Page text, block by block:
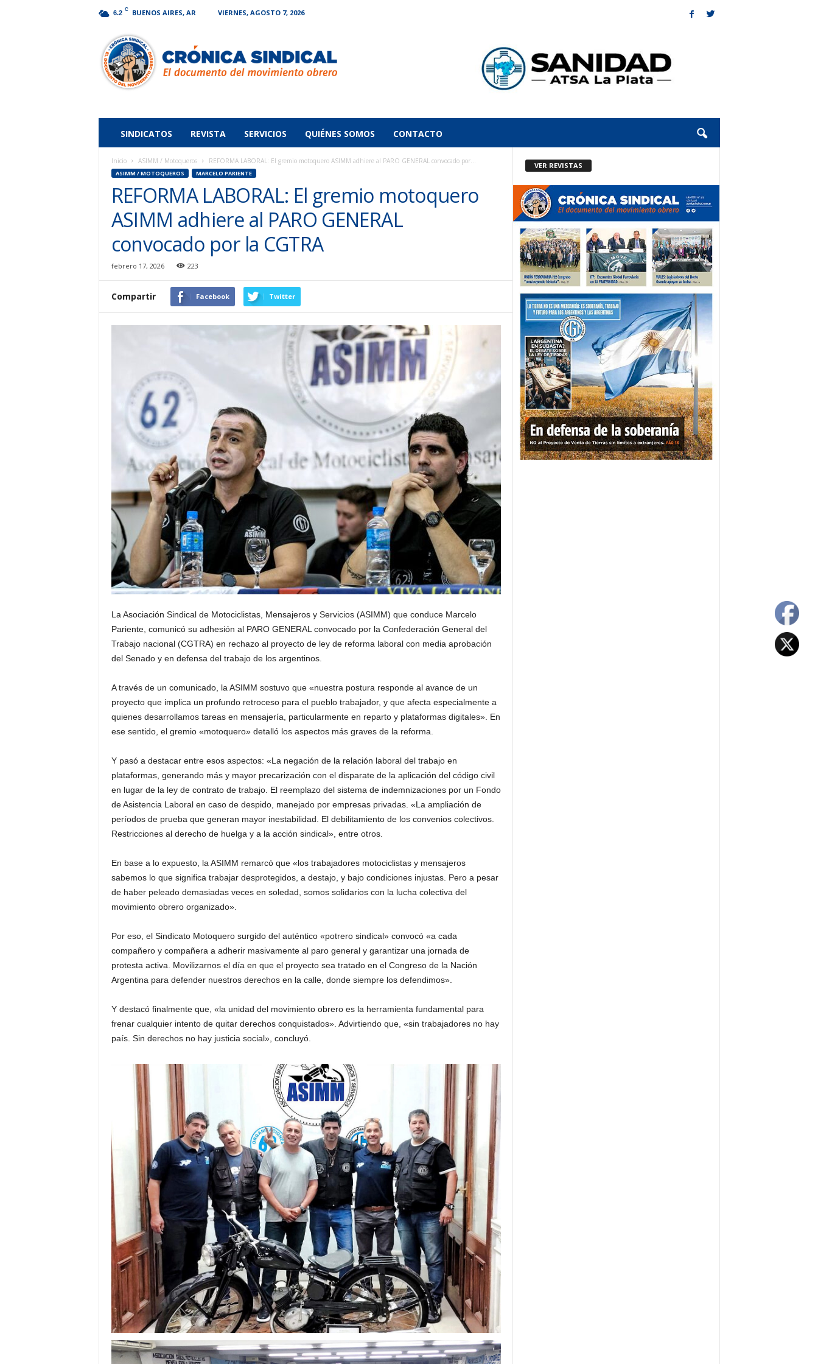
6.2 C BUENOS AIRES, AR VIERNES, AGOSTO 7, 2026
Sindical
SINDICATOS REVISTA SERVICIOS QUIÉNES SOMOS CONTACTO
Inicio ASIMM / Motoqueros REFORMA LABORAL: El gremio motoquero ASIMM adhiere al PARO GENERAL convocado por...
ASIMM / MOTOQUEROS MARCELO PARIENTE
REFORMA LABORAL: El gremio motoquero
ASIMM adhiere al PARO GENERAL
convocado por la CGTRA
febrero 17, 2026 223
Compartir Facebook Twitter
La Asociación Sindical de Motociclistas, Mensajeros y Servicios (ASIMM) que conduce Marcelo
Pariente, comunicó su adhesión al PARO GENERAL convocado por la Confederación General del
Trabajo nacional (CGTRA) en rechazo al proyecto de ley de reforma laboral con media aprobación
del Senado y en defensa del trabajo de los argentinos.
A través de un comunicado, la ASIMM sostuvo que «nuestra postura responde al avance de un
proyecto que implica un profundo retroceso para el pueblo trabajador, y que afecta especialmente a
quienes desarrollamos tareas en mensajería, particularmente en reparto y plataformas digitales». En
ese sentido, el gremio «motoquero» detalló los aspectos más graves de la reforma.
Y pasó a destacar entre esos aspectos: «La negación de la relación laboral del trabajo en
plataformas, generando más y mayor precarización con el disparate de la aplicación del código civil
en lugar de la ley de contrato de trabajo. El reemplazo del sistema de indemnizaciones por un Fondo
de Asistencia Laboral en caso de despido, manejado por empresas privadas. «La ampliación de
períodos de prueba que generan mayor inestabilidad. El debilitamiento de los convenios colectivos.
Restricciones al derecho de huelga y a la acción sindical», entre otros.
En base a lo expuesto, la ASIMM remarcó que «los trabajadores motociclistas y mensajeros
sabemos lo que significa trabajar desprotegidos, a destajo, y bajo condiciones injustas. Pero a pesar
de haber peleado demasiadas veces en soledad, somos solidarios con la lucha colectiva del
movimiento obrero organizado».
Por eso, el Sindicato Motoquero surgido del auténtico «potrero sindical» convocó «a cada
compañero y compañera a adherir masivamente al paro general y garantizar una jornada de
protesta activa. Movilizarnos el día en que el proyecto sea tratado en el Congreso de la Nación
Argentina para defender nuestros derechos en la calle, donde siempre los defendimos».
Y destacó finalmente que, «la unidad del movimiento obrero es la herramienta fundamental para
frenar cualquier intento de quitar derechos conquistados». Advirtiendo que, «sin trabajadores no hay
país. Sin derechos no hay justicia social», concluyó.
VER REVISTAS